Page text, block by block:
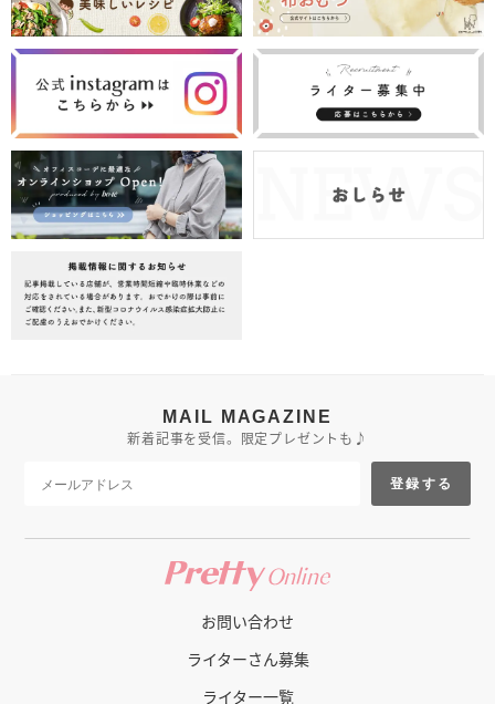
MAIL MAGAZINE
新着記事を受信。限定プレゼントも♪
登録する
お問い合わせ
ライターさん募集
ライター一覧